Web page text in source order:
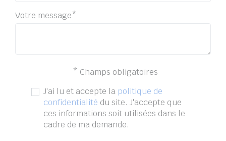
Votre message*
* Champs obligatoires
J'ai lu et accepte la politique de
confidentialité du site. J'accepte que
ces informations soit utilisées dans le
cadre de ma demande.